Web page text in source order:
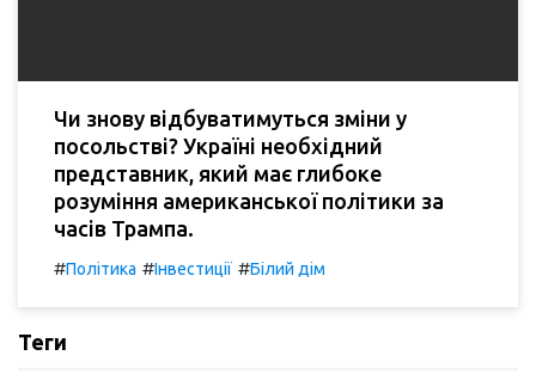
Чи знову відбуватимуться зміни у
посольстві? Україні необхідний
представник, який має глибоке
розуміння американської політики за
часів Трампа.
#Політика #Інвестиції #Білий дім
Теги